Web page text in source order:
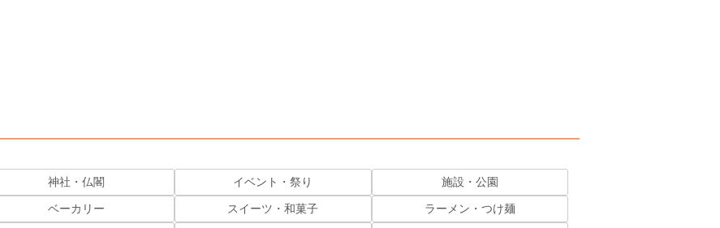
神社・仏閣 イベント・祭り 施設・公園
ベーカリー スイーツ・和菓子 ラーメン・つけ麺